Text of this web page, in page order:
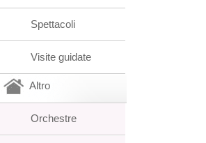
Spettacoli
Visite guidate
Altro
Orchestre